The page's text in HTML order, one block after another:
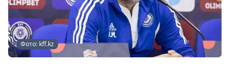
Фото: kff.kz